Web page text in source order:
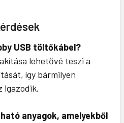
USB töltőkábel?
lehetővé teszi a
így bármilyen
igazodik.
anyagok, amelyekből